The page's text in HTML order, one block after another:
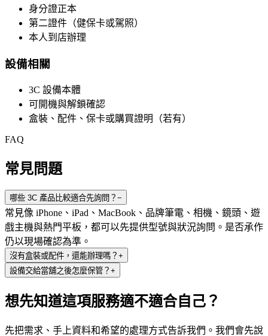
身分證正本
第二證件（健保卡或駕照）
本人到店辦理
設備相關
3C 設備本體
可開機與解鎖確認
盒裝、配件、保卡或購買證明（若有）
FAQ
常見問題
哪些 3C 產品比較適合先詢問？ −
常見像 iPhone、iPad、MacBook、品牌筆電、相機、鏡頭、遊
戲主機與熱門平板，都可以先提供型號與狀況詢問。是否承作
仍以現場確認為準。
沒有盒裝或配件，還能辦理嗎？ +
設備交給當舖之後怎麼保管？ +
想先知道這項服務適不適合自己？
先把需求、手上資料和希望的處理方式告訴我們。我們會先說